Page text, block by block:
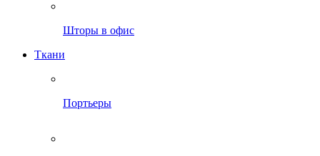
Шторы в офис
Ткани
Портьеры